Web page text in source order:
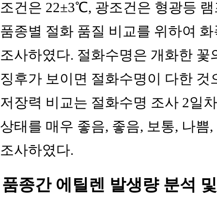
조건은 22±3℃, 광조건은 형광등
품종별 절화 품질 비교를 위하여
조사하였다. 절화수명은 개화한
징후가 보이면 절화수명이 다한
저장력 비교는 절화수명 조사 2일
상태를 매우 좋음, 좋음, 보통, 나쁨
조사하였다.
품종간 에틸렌 발생량 분석